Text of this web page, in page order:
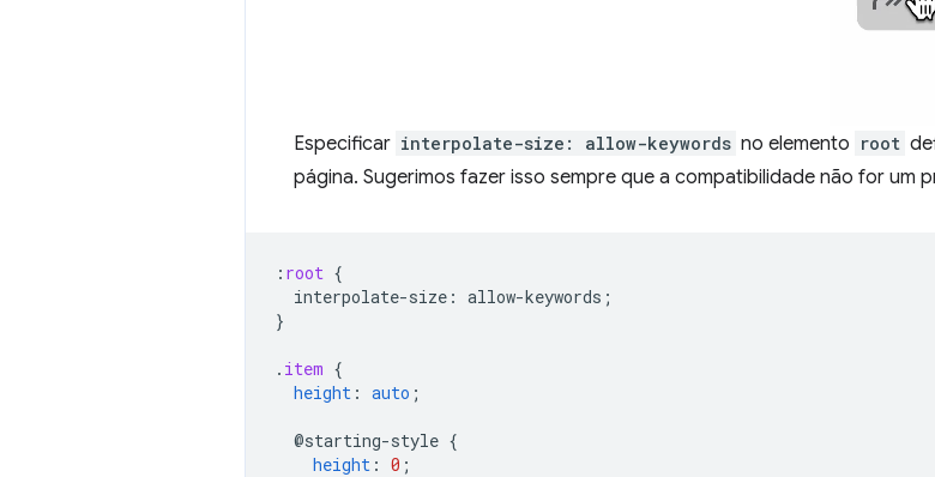
Especificar interpolate-size: allow-keywords no elemento root
página. Sugerimos fazer isso sempre que a compatibilidade não for um
: root {
interpolate-size : allow-keywords ;
}
. item {
height : auto ;
@starting-style {
height : 0 ;